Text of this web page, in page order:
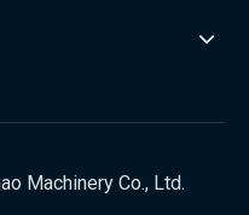
Machinery Co., Ltd.